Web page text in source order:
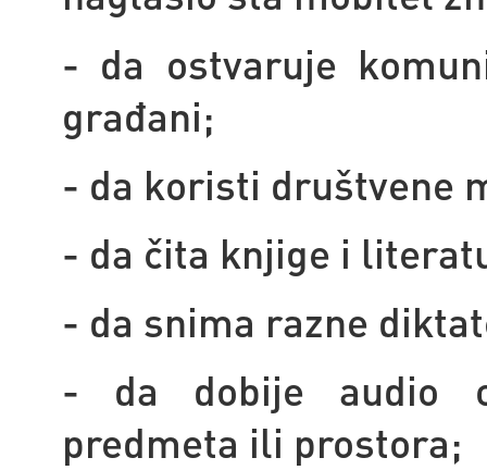
- da ostvaruje
građani;
- da koristi društvene
- da čita knjige i
- da snima razne
- da dobije audio
predmeta ili prostora;